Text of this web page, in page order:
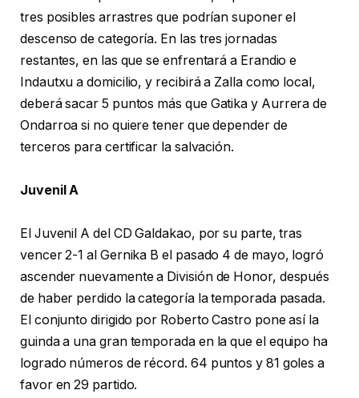
tres posibles arrastres que podrían suponer el
descenso de categoría. En las tres jornadas
restantes, en las que se enfrentará a Erandio e
Indautxu a domicilio, y recibirá a Zalla como local,
deberá sacar 5 puntos más que Gatika y Aurrera de
Ondarroa si no quiere tener que depender de
terceros para certificar la salvación.
Juvenil A
El Juvenil A del CD Galdakao, por su parte, tras
vencer 2-1 al Gernika B el pasado 4 de mayo, logró
ascender nuevamente a División de Honor, después
de haber perdido la categoría la temporada pasada.
El conjunto dirigido por Roberto Castro pone así la
guinda a una gran temporada en la que el equipo ha
logrado números de récord. 64 puntos y 81 goles a
favor en 29 partido.